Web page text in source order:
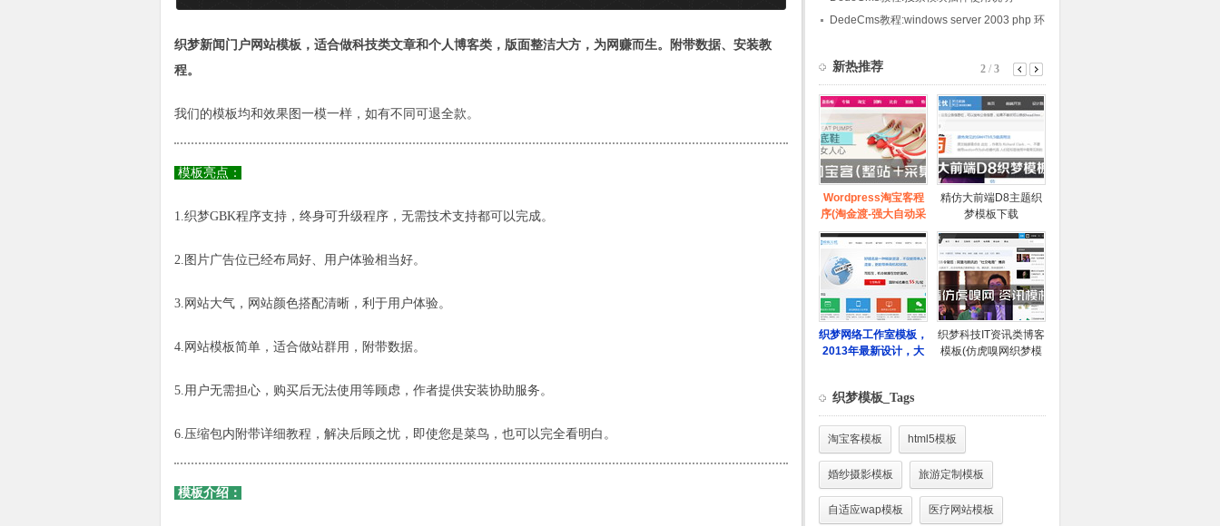
织梦新闻门户网站模板 ，适合做科技类文章和个人博客类，版面整洁大方，为网赚而生。附带数据、安装教
程。
我们的模板均和效果图一模一样，如有不同可退全款。
模板亮点：
1.织梦GBK程序支持，终身可升级程序，无需技术支持都可以完成。
2.图片广告位已经布局好、用户体验相当好。
3.网站大气，网站颜色搭配清晰，利于用户体验。
4.网站模板简单，适合做站群用，附带数据。
5.用户无需担心，购买后无法使用等顾虑，作者提供安装协助服务。
6.压缩包内附带详细教程，解决后顾之忧，即使您是菜鸟，也可以完全看明白。
模板介绍：
DedeCms教程:windows server 2003 php 环
织梦模板_Tags
淘宝客模板 html5模板
婚纱摄影模板 旅游定制模板
自适应wap模板 医疗网站模板